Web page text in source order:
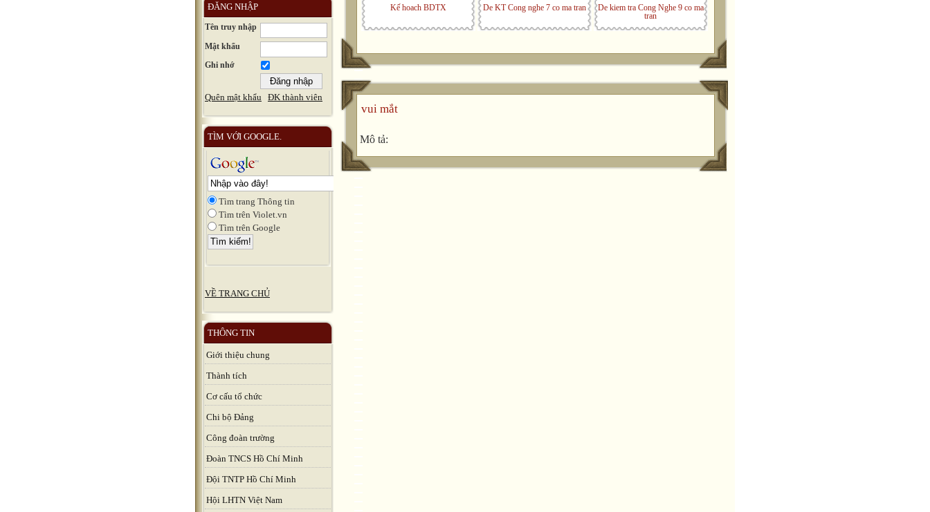
ĐĂNG NHẬP
Tên truy nhập
Mật khẩu
Ghi nhớ
Quên mật khẩu ĐK thành viên
TÌM VỚI GOOGLE.
Tìm trang Thông tin
Tìm trên Violet.vn
Tìm trên Google
VỀ TRANG CHỦ
THÔNG TIN
Giới thiệu chung
Thành tích
Cơ cấu tổ chức
Chi bộ Đảng
Công đoàn trường
Đoàn TNCS Hồ Chí Minh
Đội TNTP Hồ Chí Minh
Hội LHTN Việt Nam
Kế hoach BDTX De KT Cong nghe 7 co ma tran
De kiem tra Cong Nghe 9 co ma
tran
vui mắt
Mô tả: